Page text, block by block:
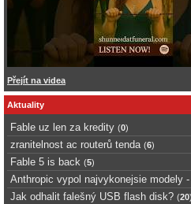
Přejít na videa
Aktuality
Fable uz len za kredity (0)
zranitelnost ac routerů tenda (6)
Fable 5 is back (5)
Anthropic vypol najvykonejsie modely
Jak odhalit falešný USB flash disk? (20)